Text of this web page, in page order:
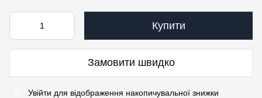
Купити
Замовити швидко
Увійти для відображення накопичувальної знижки